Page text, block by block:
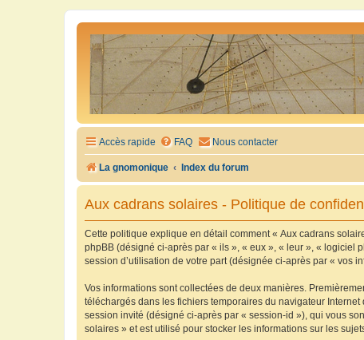
Accès rapide FAQ Nous contacter
La gnomonique Index du forum
Aux cadrans solaires - Politique de
Cette politique explique en détail comment « Aux cadrans
phpBB (désigné ci-après par « ils », « eux », « leur », « logiciel
session d’utilisation de votre part (désignée ci-après par « vos
Vos informations sont collectées de deux manières.
téléchargés dans les fichiers temporaires du navigateur
session invité (désigné ci-après par « session-id »), qui vous
solaires » et est utilisé pour stocker les informations sur les